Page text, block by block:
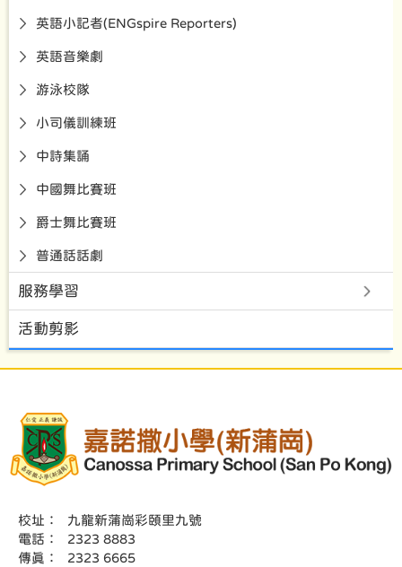
英語小記者(ENGspire Reporters)
英語音樂劇
游泳校隊
小司儀訓練班
中詩集誦
中國舞比賽班
爵士舞比賽班
普通話話劇
服務學習
活動剪影
校址：
九龍新蒲崗彩頤里九號
電話：
2323 8883
傳真：
2323 6665